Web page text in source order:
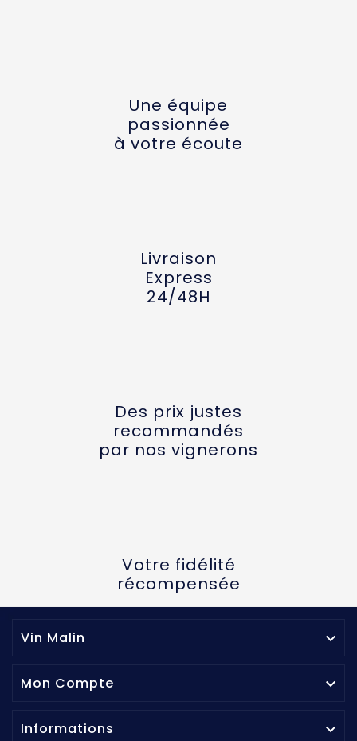
Une équipe
passionnée
à votre écoute
Livraison
Express
24/48H
Des prix justes
recommandés
par nos vignerons
Votre fidélité
récompensée
Vin Malin 
Mon Compte 
Informations 